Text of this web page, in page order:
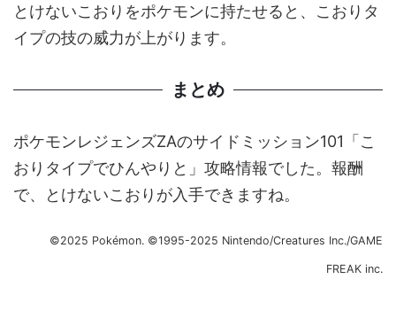
とけないこおりをポケモンに持たせると、こおりタ
イプの技の威力が上がります。
まとめ
ポケモンレジェンズZAのサイドミッション101「こ
おりタイプでひんやりと」攻略情報でした。報酬
で、とけないこおりが入手できますね。
©2025 Pokémon. ©1995-2025 Nintendo/Creatures Inc./GAME
FREAK inc.